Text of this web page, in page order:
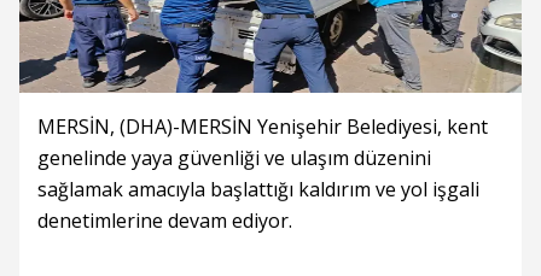
MERSİN, (DHA)-MERSİN Yenişehir Belediyesi, kent
genelinde yaya güvenliği ve ulaşım düzenini
sağlamak amacıyla başlattığı kaldırım ve yol işgali
denetimlerine devam ediyor.